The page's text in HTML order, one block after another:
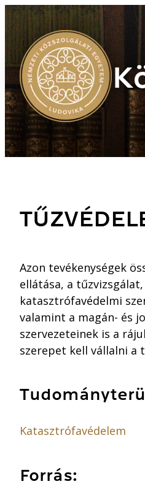
Azon tevékenységek
ellátása, a
katasztrófavédelmi
valamint a magán- és
szervezeteinek is a
szerepet kell vállalni a
Katasztrófavédelem
Forrás: